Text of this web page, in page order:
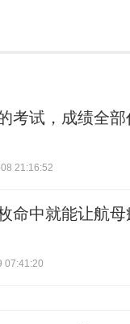
考试，成绩全部
21:16:52
命中就能让航
07:41:20